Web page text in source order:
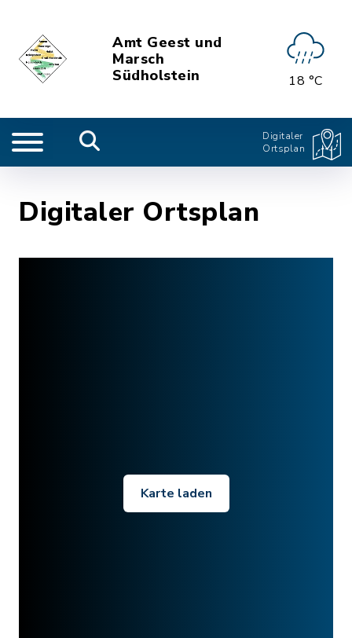
Amt Geest und
Marsch
Südholstein
18 °C
Digitaler
Ortsplan
Digitaler Ortsplan
Karte laden